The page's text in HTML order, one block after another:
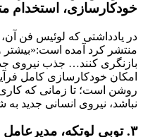
خودکارسازی، استخدام
در یادداشتی که لوئیس فن آن،
منتشر کرد آمده است:«بیشتر
بازنگری کنند… جذب نیروی
امکان خودکارسازی کامل
روشن است؛ تا زمانی که
نباشد، نیروی انسانی جدید
۳. توبی لوتکه،